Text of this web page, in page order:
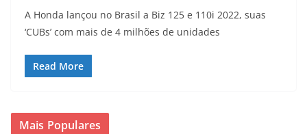
A Honda lançou no Brasil a Biz 125 e 110i 2022, suas
‘CUBs’ com mais de 4 milhões de unidades
Read More
Mais Populares